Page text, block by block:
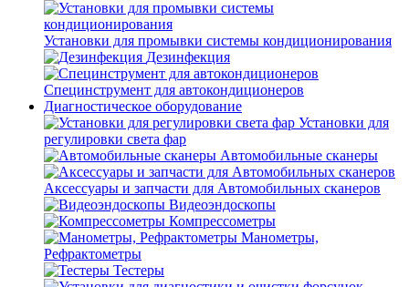
Установки для промывки системы кондиционирования
Дезинфекция
Специнструмент для автокондиционеров
Диагностическое оборудование
Установки для
регулировки света фар
Автомобильные сканеры
Аксессуары и запчасти для Автомобильных сканеров
Видеоэндоскопы
Компрессометры
Манометры,
Рефрактометры
Тестеры